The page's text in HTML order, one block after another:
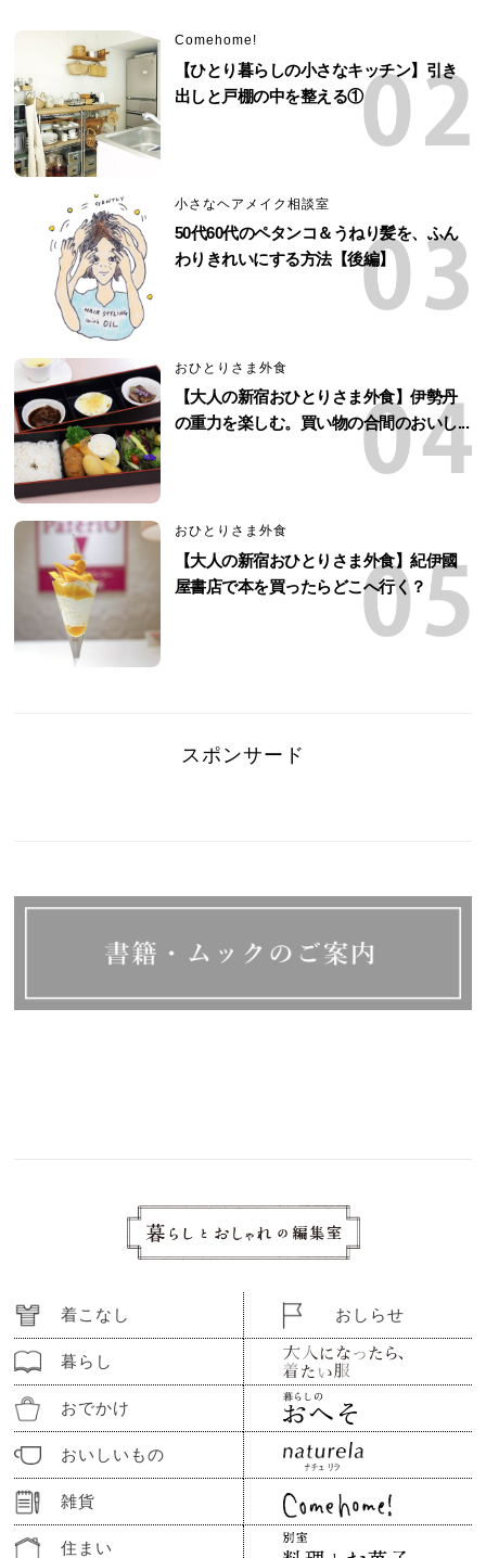
Comehome!
【ひとり暮らしの小さなキッチン】引き
出しと戸棚の中を整える①
小さなヘアメイク相談室
50代60代のペタンコ＆うねり髪を、ふん
わりきれいにする方法【後編】
おひとりさま外食
【大人の新宿おひとりさま外食】伊勢丹
の重力を楽しむ。買い物の合間のおいし...
おひとりさま外食
【大人の新宿おひとりさま外食】紀伊國
屋書店で本を買ったらどこへ行く？
スポンサード
着こなし
暮らし
おでかけ
おいしいもの
雑貨
住まい
おしらせ